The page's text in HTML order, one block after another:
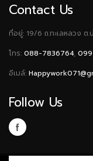
Contact Us
ที่อยู่: 19/6 ถ.ทะเลหลวง
โทร: 088-7836764,
อีเมล์:
Follow Us